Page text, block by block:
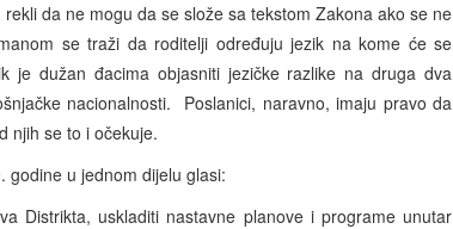
da ne mogu da se slože sa tekstom Zakona ako se ne
se traži da roditelji određuju jezik na kome će se
je dužan đacima objasniti jezičke razlike na druga dva
nacionalnosti. Poslanici, naravno, imaju pravo da
njih se to i očekuje.
godine u jednom dijelu glasi:
Distrikta, uskladiti nastavne planove i programe unutar